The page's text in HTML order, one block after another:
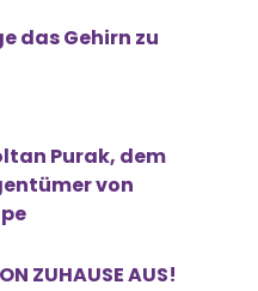
das Gehirn zu
Purak, dem
von
ZUHAUSE AUS!